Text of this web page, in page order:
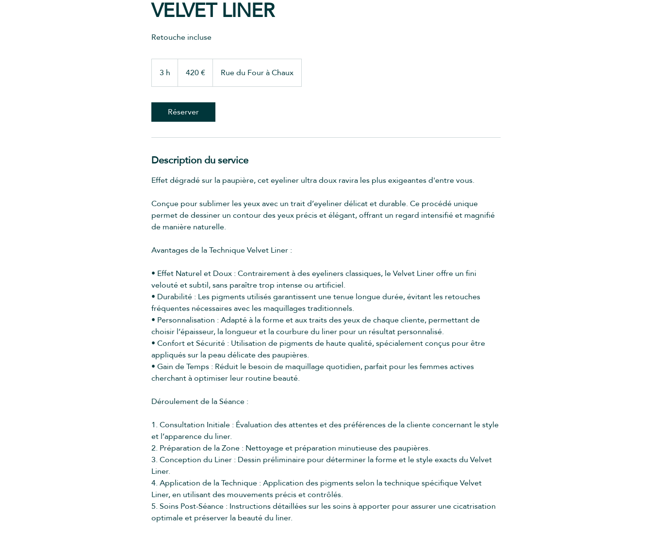
VELVET LINER
Retouche incluse
3 h
h
420 € Rue du Four à Chaux
Réserver
Description du service
Effet dégradé sur la paupière, cet eyeliner ultra doux ravira les plus exigeantes d'entre vous.
Conçue pour sublimer les yeux avec un trait d’eyeliner délicat et durable. Ce procédé unique
permet de dessiner un contour des yeux précis et élégant, offrant un regard intensifié et magnifié
de manière naturelle.
Avantages de la Technique Velvet Liner :
• Effet Naturel et Doux : Contrairement à des eyeliners classiques, le Velvet Liner offre un fini
velouté et subtil, sans paraître trop intense ou artificiel.
• Durabilité : Les pigments utilisés garantissent une tenue longue durée, évitant les retouches
fréquentes nécessaires avec les maquillages traditionnels.
• Personnalisation : Adapté à la forme et aux traits des yeux de chaque cliente, permettant de
choisir l’épaisseur, la longueur et la courbure du liner pour un résultat personnalisé.
• Confort et Sécurité : Utilisation de pigments de haute qualité, spécialement conçus pour être
appliqués sur la peau délicate des paupières.
• Gain de Temps : Réduit le besoin de maquillage quotidien, parfait pour les femmes actives
cherchant à optimiser leur routine beauté.
Déroulement de la Séance :
1. Consultation Initiale : Évaluation des attentes et des préférences de la cliente concernant le style
et l’apparence du liner.
2. Préparation de la Zone : Nettoyage et préparation minutieuse des paupières.
3. Conception du Liner : Dessin préliminaire pour déterminer la forme et le style exacts du Velvet
Liner.
4. Application de la Technique : Application des pigments selon la technique spécifique Velvet
Liner, en utilisant des mouvements précis et contrôlés.
5. Soins Post-Séance : Instructions détaillées sur les soins à apporter pour assurer une cicatrisation
optimale et préserver la beauté du liner.